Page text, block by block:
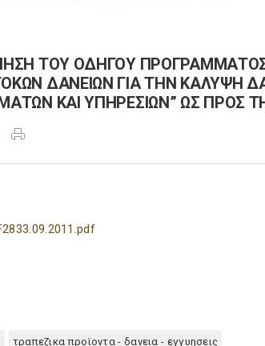
ΤΟΥ ΟΔΗΓΟΥ
ΔΑΝΕΙΩΝ ΓΙΑ ΤΗΝ ΚΑΛΥΨΗ
ΚΑΙ ΥΠΗΡΕΣΙΩΝ” ΩΣ ΠΡΟΣ
τραπεζικα προϊοντα - δανεια - εγγυησεις